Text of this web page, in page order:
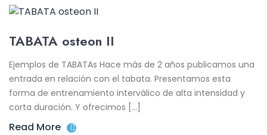
TABATA osteon II
Ejemplos de TABATAs Hace más de 2 años publicamos una
entrada en relación con el tabata. Presentamos esta
forma de entrenamiento interválico de alta intensidad y
corta duración. Y ofrecimos […]
Read More